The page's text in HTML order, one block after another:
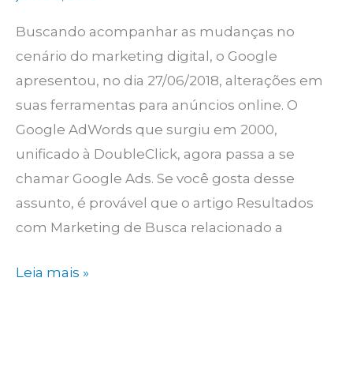
Buscando acompanhar as mudanças no
cenário do marketing digital, o Google
apresentou, no dia 27/06/2018, alterações em
suas ferramentas para anúncios online. O
Google AdWords que surgiu em 2000,
unificado à DoubleClick, agora passa a se
chamar Google Ads. Se você gosta desse
assunto, é provável que o artigo Resultados
com Marketing de Busca relacionado a
Google
Leia mais »